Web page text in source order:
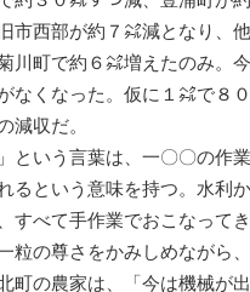
市西部が約７㌶減となり、
川町で約６㌶増えたのみ。
なくなった。仮に１㌶で８
減収だ。
という言葉は、一〇〇の作
るという意味を持つ。水利
すべて手作業でおこなって
粒の尊さをかみしめながら
町の農家は、「今は機械が